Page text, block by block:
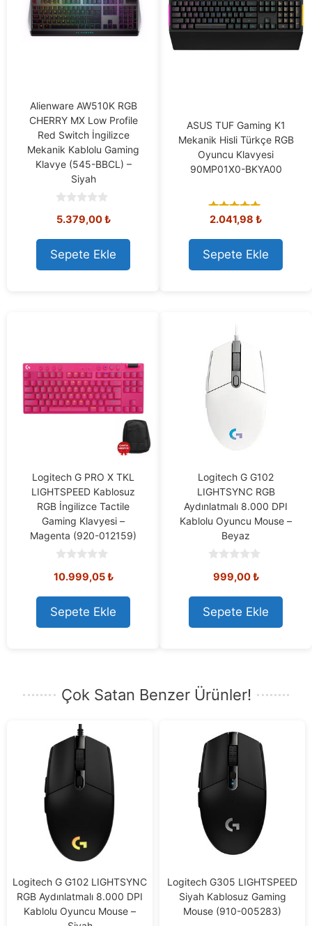
Alienware AW510K RGB
CHERRY MX Low Profile
Red Switch İngilizce
Mekanik Kablolu Gaming
Klavye (545-BBCL) –
Siyah
o
t
o
f
5
5.379,00₺
Sepete Ekle
ASUS TUF Gaming K1
Mekanik Hisli Türkçe RGB
Oyuncu Klavyesi
90MP01X0-BKYA00
5.00
2.041,98 ₺
Sepete Ekle
Logitech G PRO X TKL
LIGHTSPEED Kablosuz
RGB İngilizce Tactile
Gaming Klavyesi –
Magenta (920-012159)
o
t
o
f
5
Orijinal
11.508,73 ₺.
10.999,05₺Mevcut
Sepete Ekle
Logitech G G102
LIGHTSYNC RGB
Aydınlatmalı 8.000 DPI
Kablolu Oyuncu Mouse –
Beyaz
o
t
o
f
5
999,00₺
Sepete Ekle
Çok Satan Benzer Ürünler!
Logitech G G102 LIGHTSYNC
RGB Aydınlatmalı 8.000 DPI
Kablolu Oyuncu Mouse –
Logitech G305 LIGHTSPEED
Siyah Kablosuz Gaming
Mouse (910-005283)